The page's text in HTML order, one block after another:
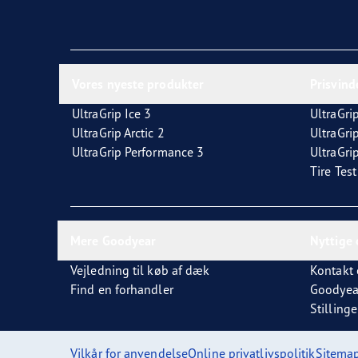
UltraGrip Ice 3
UltraGrip Arctic 2
UltraGrip Performance 3
Tire
Vejledning til køb af dæk
Find en forhandler
Kontakt
Vilkår for anvendelseOnline privatlivspolitik